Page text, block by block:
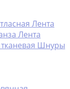
Лента
Лента
Шнуры